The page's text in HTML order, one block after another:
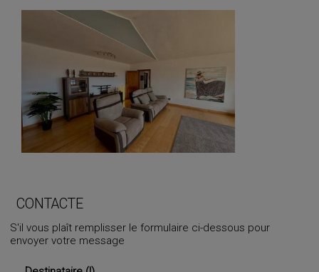
CONTACTE
S'il vous plaît remplisser le formulaire ci-dessous pour
envoyer votre message